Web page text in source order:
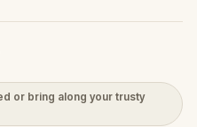
or bring along your trusty